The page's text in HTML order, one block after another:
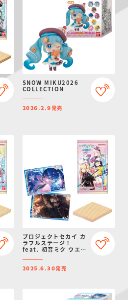
SNOW MIKU2026
COLLECTION
2026.2.9発売
プロジェクトセカイ カ
ラフルステージ！
feat. 初音ミク ウエハ
2025.6.30発売